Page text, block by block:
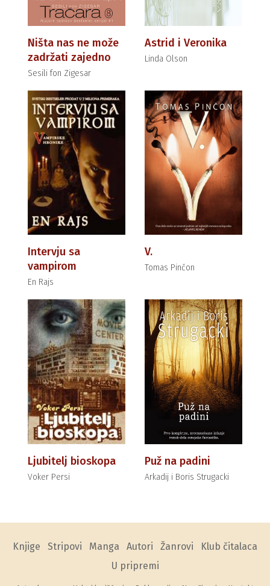
Ništa nas ne može
zadržati zajedno
Sesili fon Zigesar
Astrid i Veronika
Linda Olson
Intervju sa
vampirom
En Rajs
V.
Tomas Pinčon
Ljubitelj bioskopa
Voker Persi
Puž na padini
Arkadij i Boris Strugacki
Knjige Stripovi Manga Autori Žanrovi
Klub čitalaca
U pripremi